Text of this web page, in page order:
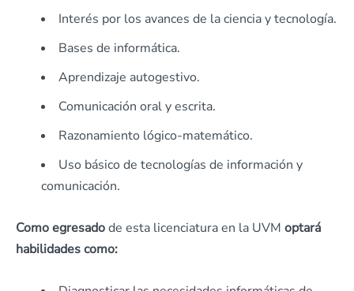
Interés por los avances de la ciencia y tecnología.
Bases de informática.
Aprendizaje autogestivo.
Comunicación oral y escrita.
Razonamiento lógico-matemático.
Uso básico de tecnologías de información y
comunicación.
Como egresadode esta licenciatura en la UVM optará
habilidades como: